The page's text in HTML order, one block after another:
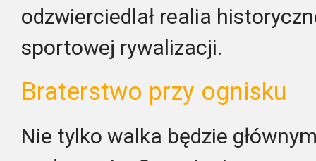
odzwierciedlał realia
sportowej rywalizacji.
Braterstwo przy ognisku
Nie tylko walka będzie